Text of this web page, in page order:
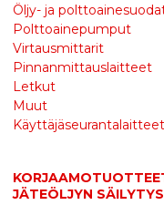
Öljy- ja
Polttoainepumput
Virtausmittarit
Pinnanmittauslaitteet
Letkut
Muut
Käyttäjäseurantalaitteet
JÄTEÖLJYN SÄILYTYS